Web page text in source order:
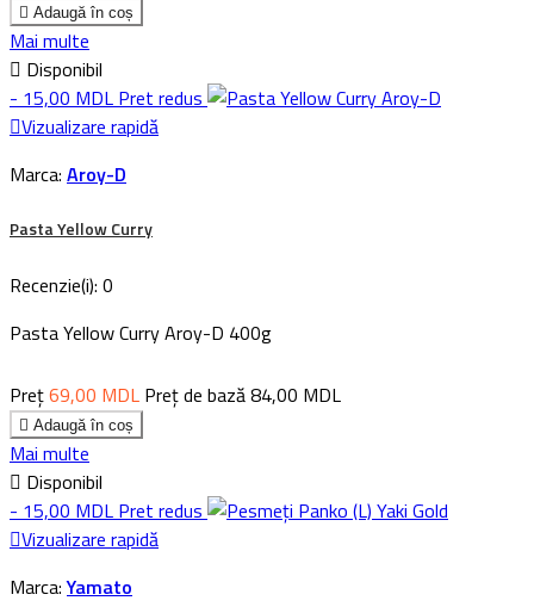
 Adaugă în coș
Mai multe
 Disponibil
- 15,00 MDL Pret redus
Vizualizare rapidă
Marca: Aroy-D
Pasta Yellow Curry
Recenzie(i): 0
Pasta Yellow Curry Aroy-D 400g
Preț69,00 MDL Preț de bază84,00 MDL
 Adaugă în coș
Mai multe
 Disponibil
- 15,00 MDL Pret redus
Vizualizare rapidă
Marca:Yamato